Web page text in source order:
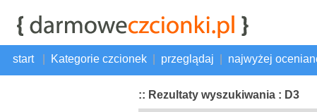
start Kategorie czcionek przeglądaj najwyżej
:: Rezultaty wyszukiwania : D3